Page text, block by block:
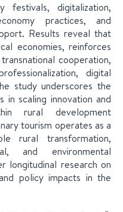
festivals, digitalization,
practices, and
Results reveal that
economies, reinforces
cooperation,
digital
study underscores the
in scaling innovation and
rural development
tourism operates as a
rural transformation,
and environmental
longitudinal research on
policy impacts in the